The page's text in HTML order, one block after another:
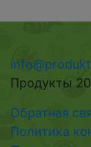
Продукты
Обратная
Политика